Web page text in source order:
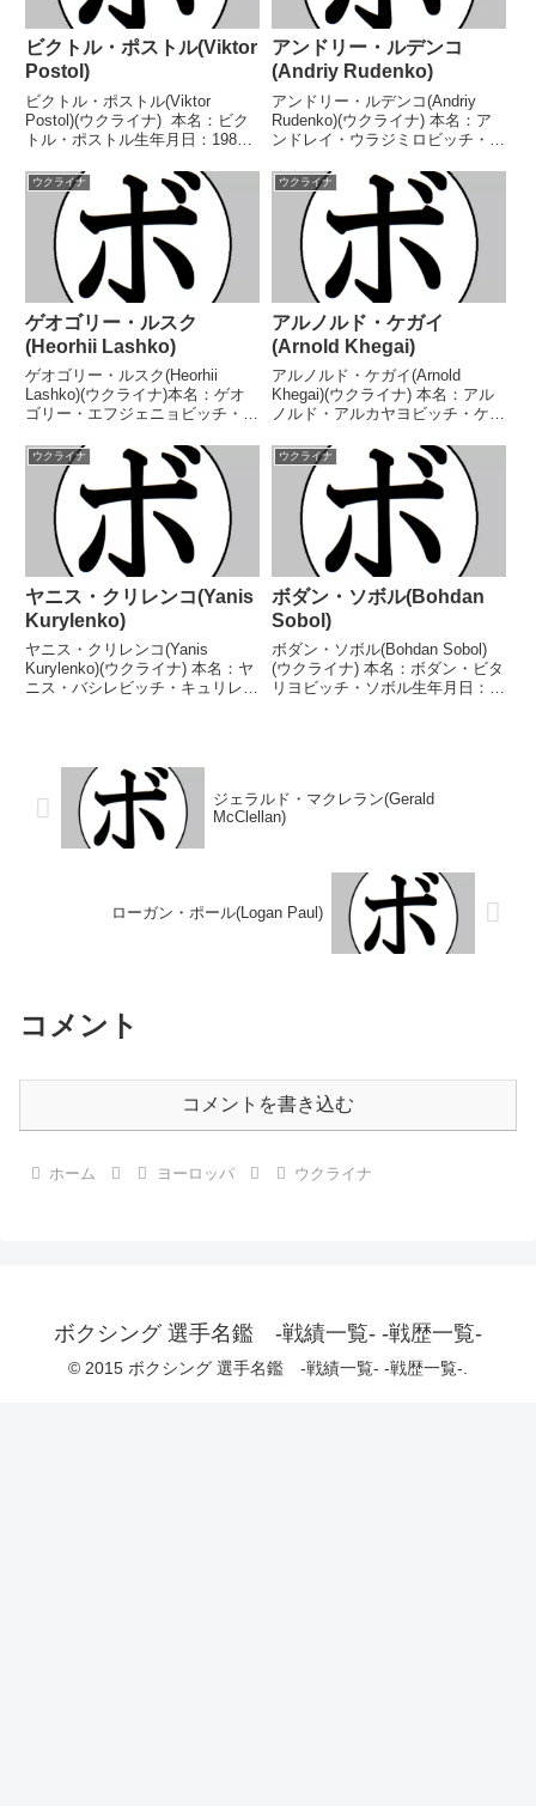
ビクトル・ポストル(Viktor
Postol)
ビクトル・ポストル(Viktor
Postol)(ウクライナ) 本名：ビク
トル・ポストル生年月日：1984
績：39戦33勝(12KO)6敗 【獲得
タイトル】WBCインターナショ
ナルスーパーライト級シルバー
王...
アンドリー・ルデンコ
(Andriy Rudenko)
アンドリー・ルデンコ(Andriy
Rudenko)(ウクライナ) 本名：ア
ンドレイ・ウラジミロビッチ・ル
国籍：ウクライナ戦績：41戦34
勝(20KO)6敗1無効試合 【獲得タ
イトル】ウクライナインターナ
シ...
ウクライナ
ゲオゴリー・ルスク
(Heorhii Lashko)
ゲオゴリー・ルスク(Heorhii
Lashko)(ウクライナ)本名：ゲオ
ゴリー・エフジェニョビッチ・ル
国籍：ウクライナ戦績：11戦10
勝(5KO)1敗【獲得タイトル】IBF
シルクロードトーナメントスー
パ...
ウクライナ
アルノルド・ケガイ
(Arnold Khegai)
アルノルド・ケガイ(Arnold
Khegai)(ウクライナ) 本名：アル
ノルド・アルカヤヨビッチ・ケガ
籍：ウクライナ戦績：27戦23勝
(14KO)3敗1分 【獲得タイトル】
なし 【戦歴】2018/08/1...
ウクライナ
ヤニス・クリレンコ(Yanis
Kurylenko)
ヤニス・クリレンコ(Yanis
Kurylenko)(ウクライナ) 本名：ヤ
ニス・バシレビッチ・キュリレン
ライナスーパーライト級王
座 【戦歴...
ウクライナ
ボダン・ソボル(Bohdan
Sobol)
ボダン・ソボル(Bohdan Sobol)
(ウクライナ) 本名：ボダン・ビタ
リヨビッチ・ソボル生年月日：
ジェラルド・マクレラン(Gerald
McClellan)
ローガン・ポール(Logan Paul)
コメント
コメントを書き込む
ホーム ヨーロッパ ウクライナ
ボクシング 選手名鑑 -戦績一覧- -戦歴一覧-
© 2015 ボクシング 選手名鑑 -戦績一覧- -戦歴一覧-.